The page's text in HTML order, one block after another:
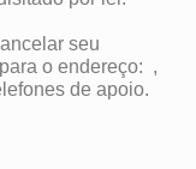
seu
o endereço: ,
de apoio.